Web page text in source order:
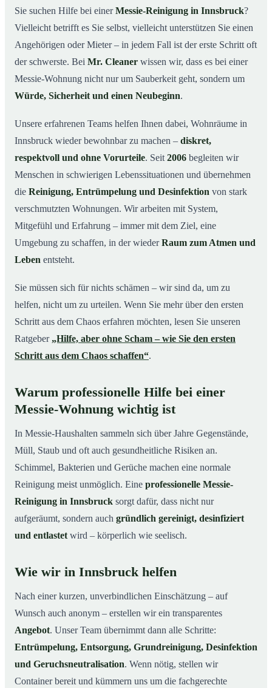
04Ablauf einer Messie-Reinigung
05Ihre Vorteile mit Mr. Cleaner in Innsbruck
06Messie-Hilfe in Innsbruck & Umgebung
Jetzt kostenloses Angebot zur Messie-Reinigung in
Innsbruck
Sie suchen Hilfe bei einerMessie-Reinigung in Innsbruck?
Vielleicht betrifft es Sie selbst, vielleicht unterstützen Sie einen
Angehörigen oder Mieter – in jedem Fall ist der erste Schritt oft
der schwerste. Bei Mr. Cleaner wissen wir, dass es bei einer
Messie-Wohnung nicht nur um Sauberkeit geht, sondern um
Würde, Sicherheit und einen Neubeginn.
Unsere erfahrenen Teams helfen Ihnen dabei, Wohnräume in
Innsbruck wieder bewohnbar zu machen – diskret,
respektvoll und ohne Vorurteile. Seit 2006 begleiten wir
Menschen in schwierigen Lebenssituationen und übernehmen
die Reinigung, Entrümpelung und Desinfektion von stark
verschmutzten Wohnungen. Wir arbeiten mit System,
Mitgefühl und Erfahrung – immer mit dem Ziel, eine
Umgebung zu schaffen, in der wiederRaum zum Atmen und
Leben entsteht.
Sie müssen sich für nichts schämen – wir sind da, um zu
helfen, nicht um zu urteilen. Wenn Sie mehr über den ersten
Schritt aus dem Chaos erfahren möchten, lesen Sie unseren
Ratgeber „Hilfe, aber ohne Scham – wie Sie den ersten
Schritt aus dem Chaos schaffen“.
Warum professionelle Hilfe bei einer
Messie-Wohnung wichtig ist
In Messie-Haushalten sammeln sich über Jahre Gegenstände,
Müll, Staub und oft auch gesundheitliche Risiken an.
Schimmel, Bakterien und Gerüche machen eine normale
Reinigung meist unmöglich. Eine professionelle Messie-
Reinigung in Innsbruck sorgt dafür, dass nicht nur
aufgeräumt, sondern auch gründlich gereinigt, desinfiziert
und entlastet wird – körperlich wie seelisch.
Wie wir in Innsbruck helfen
Nach einer kurzen, unverbindlichen Einschätzung – auf
Wunsch auch anonym – erstellen wir ein transparentes
Angebot. Unser Team übernimmt dann alle Schritte:
Entrümpelung, Entsorgung, Grundreinigung, Desinfektion
und Geruchsneutralisation. Wenn nötig, stellen wir
Container bereit und kümmern uns um die fachgerechte